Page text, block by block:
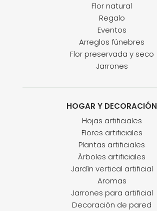
Flor natural
Regalo
Eventos
Arreglos fúnebres
Flor preservada y seco
Jarrones
HOGAR Y DECORACIÓN
Hojas artificiales
Flores artificiales
Plantas artificiales
Árboles artificiales
Jardín vertical artificial
Aromas
Jarrones para artificial
Decoración de pared